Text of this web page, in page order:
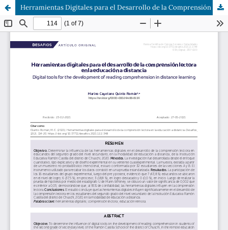
Herramientas Digitales para el Desarrollo de la Comprensión Lectora en la Educación a Distancia